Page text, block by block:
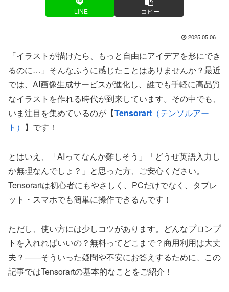
LINE コピー
2025.05.06
「イラストが描けたら、もっと自由にアイデアを形にでき
るのに…」そんなふうに感じたことはありませんか？最近
では、AI画像生成サービスが進化し、誰でも手軽に高品質
なイラストを作れる時代が到来しています。その中でも、
いま注目を集めているのが【Tensorart （テンソルアー
ト） 】です！
とはいえ、「AIってなんか難しそう」「どうせ英語入力し
か無理なんでしょ？」と思った方、ご安心ください。
Tensorartは初心者にもやさしく、PCだけでなく、タブレ
ット・スマホでも簡単に操作できるんです！
ただし、使い方には少しコツがあります。どんなプロンプ
トを入れればいいの？無料ってどこまで？商用利用は大丈
夫？――そういった疑問や不安にお答えするために、この
記事ではTensorartの基本的なことをご紹介！